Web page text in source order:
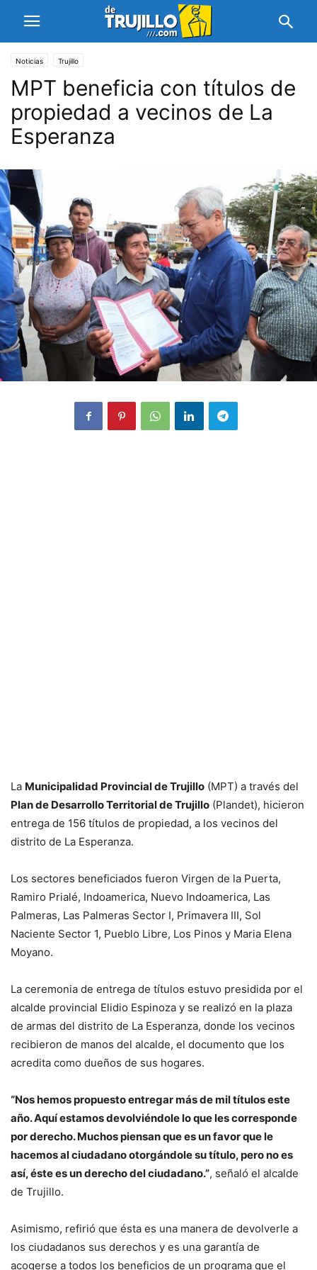
Noticias Trujillo
MPT beneficia con títulos de
propiedad a vecinos de La
Esperanza
La Municipalidad Provincial de Trujillo (MPT) a través del
Plan de Desarrollo Territorial de Trujillo (Plandet), hicieron
entrega de 156 títulos de propiedad, a los vecinos del
distrito de La Esperanza.
Los sectores beneficiados fueron Virgen de la Puerta,
Ramiro Prialé, Indoamerica, Nuevo Indoamerica, Las
Palmeras, Las Palmeras Sector I, Primavera III, Sol
Naciente Sector 1, Pueblo Libre, Los Pinos y Maria Elena
Moyano.
La ceremonia de entrega de títulos estuvo presidida por el
alcalde provincial Elidio Espinoza y se realizó en la plaza
de armas del distrito de La Esperanza, donde los vecinos
recibieron de manos del alcalde, el documento que los
acredita como dueños de sus hogares.
“Nos hemos propuesto entregar más de mil títulos este
año. Aquí estamos devolviéndole lo que les corresponde
por derecho. Muchos piensan que es un favor que le
hacemos al ciudadano otorgándole su título, pero no es
así, éste es un derecho del ciudadano.”, señaló el alcalde
de Trujillo.
Asimismo, refirió que ésta es una manera de devolverle a
los ciudadanos sus derechos y es una garantía de
acogerse a todos los beneficios de un programa que el